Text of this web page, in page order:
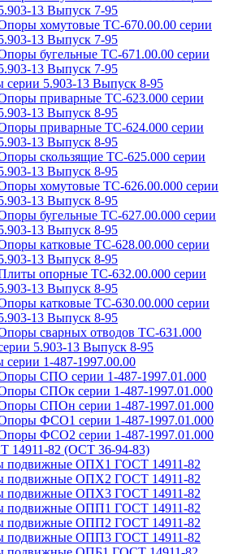
13 Выпуск 7-95
хомутовые ТС-670.00.00 серии
13 Выпуск 7-95
бугельные ТС-671.00.00 серии
13 Выпуск 7-95
серии 5.903-13 Выпуск 8-95
приварные ТС-623.000 серии
13 Выпуск 8-95
приварные ТС-624.000 серии
13 Выпуск 8-95
скользящие ТС-625.000 серии
13 Выпуск 8-95
хомутовые ТС-626.00.000 серии
13 Выпуск 8-95
бугельные ТС-627.00.000 серии
13 Выпуск 8-95
катковые ТС-628.00.000 серии
13 Выпуск 8-95
опорные ТС-632.00.000 серии
13 Выпуск 8-95
катковые ТС-630.00.000 серии
13 Выпуск 8-95
сварных отводов ТС-631.000
5.903-13 Выпуск 8-95
1-487-1997.00.00
СПО серии 1-487-1997.01.000
СПОк серии 1-487-1997.01.000
СПОн серии 1-487-1997.01.000
ФСО1 серии 1-487-1997.01.000
ФСО2 серии 1-487-1997.01.000
14911-82 (ОСТ 36-94-83)
подвижные ОПХ1 ГОСТ 14911-82
подвижные ОПХ2 ГОСТ 14911-82
подвижные ОПХ3 ГОСТ 14911-82
подвижные ОПП1 ГОСТ 14911-82
подвижные ОПП2 ГОСТ 14911-82
подвижные ОПП3 ГОСТ 14911-82